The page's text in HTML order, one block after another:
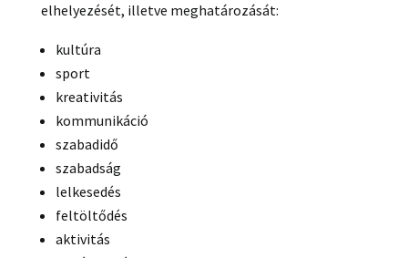
elhelyezését, illetve meghatározását:
kultúra
sport
kreativitás
kommunikáció
szabadidő
szabadság
lelkesedés
feltöltődés
aktivitás